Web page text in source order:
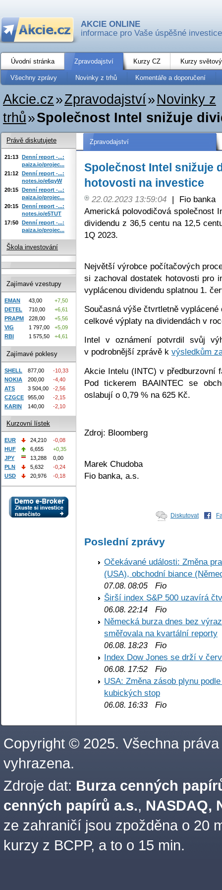
AKCIE ONLINE
informace pro Vaše úspěšné investice
Úvodní stránka Zpravodajství Kurzy CZ Kurzy
Všechny zprávy Novinky z trhů Komentáře a doporučení
Akcie.cz»Zpravodajství» Novinky z
trhů»Společnost Intel snižuje
Zpravodajství
Společnost Intel snižuje
hotovosti na investice
22.02.2023 13:59:04 |
Fio banka
Americká polovodičová společnost
dividendu z 36,5 centu na 12,5
1Q 2023.
Největší výrobce počítačových
si zachoval dostatek hotovosti pro
vyplácenou dividendu splatnou 1.
Současná výše čtvrtletně
celkové výplaty na dividendách v
Intel v oznámení potvrdil svůj
v podrobnější zprávě k výsledkům
Akcie Intelu (INTC) v předburzovní
Pod tickerem BAAINTEC se
oslabují o 0,79 % na 625 Kč.
Zdroj: Bloomberg
Marek Chudoba
Fio banka, a.s.
Diskutovat
Poslední zprávy
Očekávané události: Změna
(USA), obchodní biance
07.08. 08:05 Fio
Širší index S&P 500 uzavírá
06.08. 22:14 Fio
Německá burza dnes bez
směřovala na kvartální reporty
06.08. 18:23 Fio
Index Dow Jones se drží v
06.08. 17:52 Fio
USA: Změna zásob plynu
kubických stop
06.08. 16:33 Fio
Právě diskutujete
21:13 Denní report -...:
paiza.io/projec...
21:12 Denní report -...:
notes.io/e6qyW
20:15 Denní report -...:
paiza.io/projec...
20:15 Denní report -...:
notes.io/e5TUT
17:50 Denní report -...:
paiza.io/projec...
Škola investování
Zajímavé vzestupy
EMAN 43,00
+7,50
DETEL
710,00
+6,61
PRAPM
228,00
+5,56
VIG
1 797,00
+5,09
RBI
1 575,50 +4,61
Zajímavé poklesy
SHELL 877,00
-10,33
NOKIA
200,00
-4,40
ATS
3 504,00
-2,56
CZGCE
955,00
-2,15
KARIN
140,00 -2,10
Kurzovní lístek
EUR 24,210
-0,08
HUF
6,655
+0,35
JPY
13,288
0,00
PLN
5,632
-0,24
USD
20,976 -0,18
Copyright © 2025. Všechna práva
vyhrazena.
Zdroje dat: Burza cenných
cenných papírů a.s., NASDAQ,
ze zahraničí jsou zpožděna o 20
kurzy z BCPP, a to o 15 min.